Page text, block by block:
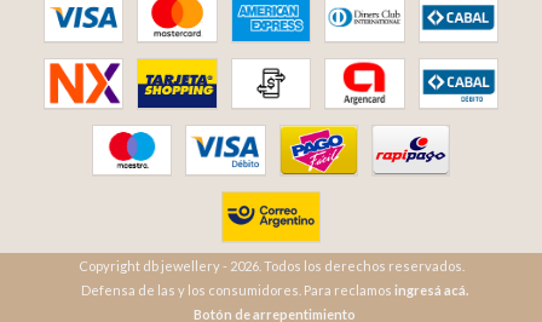
Copyright db jewellery - 2026. Todos los derechos reservados.
Defensa de las y los consumidores. Para reclamos ingresá acá.
Botón de arrepentimiento